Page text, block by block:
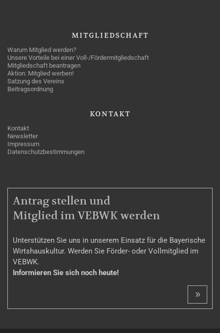
MITGLIEDSCHAFT
Warum Mitglied werden?
Unsere Vorteile bei einer Voll-/Fördermitgliedschaft
Mitgliedschaft beantragen
Aktion: Mitglied werben!
Satzung des Vereins
Beitragsordnung
KONTAKT
Kontakt
Newsletter
Impressum
Datenschutzbestimmungen
MITGLIEDSCHAFT
Antrag stellen und
Mitglied im VEBWK werden
Unterstützen Sie uns in unserem Einsatz für die Bayerische
Wirtshauskultur. Werden Sie Förder- oder Vollmitglied im
VEBWK.
Informieren Sie sich noch heute!
»